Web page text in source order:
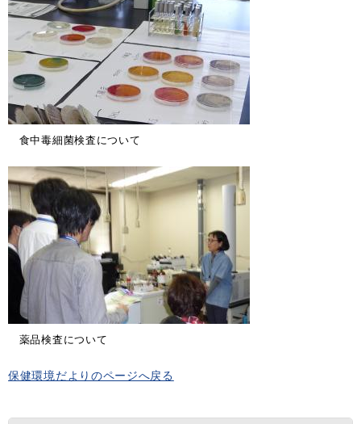
食中毒細菌検査について
薬品検査について
保健環境だよりのページへ戻る